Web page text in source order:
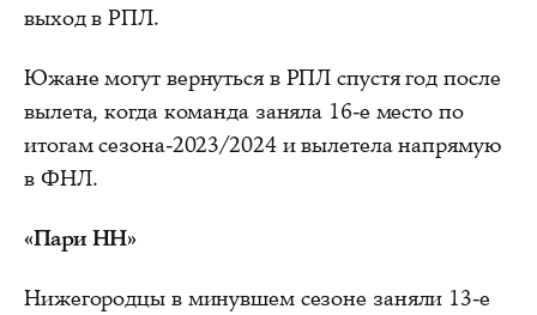
выход в РПЛ.
Южане могут вернуться в РПЛ спустя год после
вылета, когда команда заняла 16-е место по
итогам сезона-2023/2024 и вылетела напрямую
в ФНЛ.
«Пари НН»
Нижегородцы в минувшем сезоне заняли 13-е